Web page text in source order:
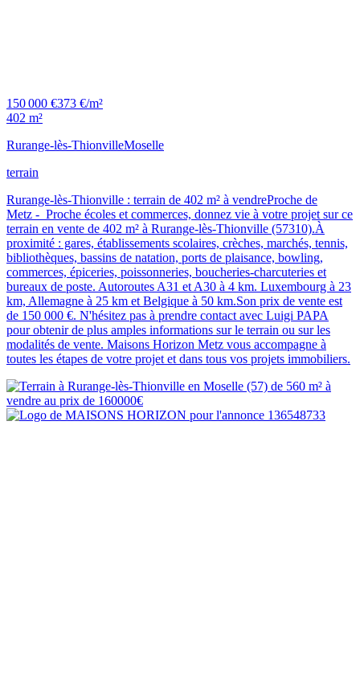
150 000 €373 €/m²
402 m²
Rurange-lès-ThionvilleMoselle
terrain
Rurange-lès-Thionville : terrain de 402 m² à vendreProche de
Metz - Proche écoles et commerces, donnez vie à votre projet sur ce
terrain en vente de 402 m² à Rurange-lès-Thionville (57310).À
proximité : gares, établissements scolaires, crèches, marchés, tennis,
bibliothèques, bassins de natation, ports de plaisance, bowling,
commerces, épiceries, poissonneries, boucheries-charcuteries et
bureaux de poste. Autoroutes A31 et A30 à 4 km. Luxembourg à 23
km, Allemagne à 25 km et Belgique à 50 km.Son prix de vente est
de 150 000 €. N'hésitez pas à prendre contact avec Luigi PAPA
pour obtenir de plus amples informations sur le terrain ou sur les
modalités de vente. Maisons Horizon Metz vous accompagne à
toutes les étapes de votre projet et dans tous vos projets immobiliers.